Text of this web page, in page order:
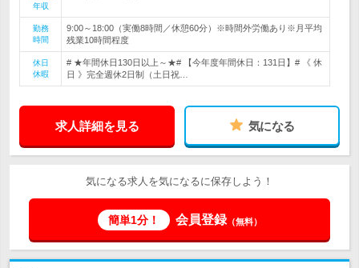
年収
勤務
時間
9:00～18:00（実働8時間／休憩60分）※時間外労働あり※月平均
残業10時間程度
休日
休暇
# ★年間休日130日以上～★# 【今年度年間休日：131日】# 《 休
日 》完全週休2日制（土日祝…
求人詳細を見る 気になる
気になる求人を気になるに保存しよう！
簡単1分！ 会員登録（無料）